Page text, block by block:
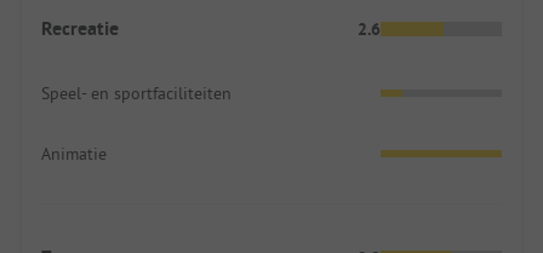
Recreatie 2.6
Speel- en sportfaciliteiten
Animatie